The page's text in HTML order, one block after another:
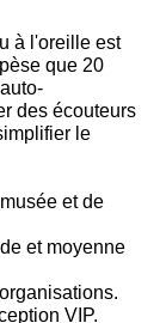
à l'oreille est
que 20
des écouteurs
le
et de
et moyenne
VIP.